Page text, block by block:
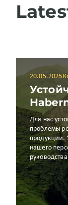
20.05.2025
Для нас
проблемы
продукции.
нашего